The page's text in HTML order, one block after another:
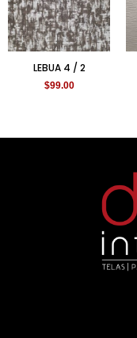
LEBUA 4 / 2
$99.00